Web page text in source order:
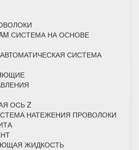
СИСТЕМА НА ОСНОВЕ
СИСТЕМА
ОСЬ Z
НАТЕЖЕНИЯ ПРОВОЛОКИ
ЖИДКОСТЬ